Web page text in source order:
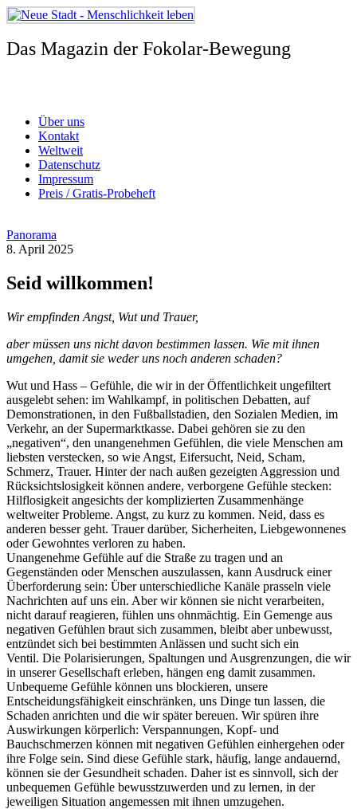
Zum
Inhalt
springen
Das Magazin der Fokolar-Bewegung
Über uns
Kontakt
Weltweit
Datenschutz
Impressum
Preis / Gratis-Probeheft
Panorama
8. April 2025
Seid willkommen!
Wir empfinden Angst, Wut und Trauer,
aber müssen uns nicht davon bestimmen lassen. Wie mit ihnen
umgehen, damit sie weder uns noch anderen schaden?
Wut und Hass – Gefühle, die wir in der Öffentlichkeit ungefiltert
ausgelebt sehen: im Wahlkampf, in politischen Debatten, auf
Demonstrationen, in den Fußballstadien, den Sozialen Medien, im
Verkehr, an der Supermarktkasse. Dabei gehören sie zu den
„negativen“, den unangenehmen Gefühlen, die viele Menschen am
liebsten verstecken, so wie Angst, Eifersucht, Neid, Scham,
Schmerz, Trauer. Hinter der nach außen gezeigten Aggression und
Rücksichtslosigkeit können andere, verborgene Gefühle stecken:
Hilflosigkeit angesichts der komplizierten Zusammenhänge
weltweiter Probleme. Angst, zu kurz zu kommen. Neid, dass es
anderen besser geht. Trauer darüber, Sicherheiten, Liebgewonnenes
oder Gewohntes verloren zu haben.
Unangenehme Gefühle auf die Straße zu tragen und an
Gegenständen oder Menschen auszulassen, kann Ausdruck einer
Überforderung sein: Über unterschiedliche Kanäle prasseln viele
Nachrichten auf uns ein. Aber wir können sie nicht verarbeiten,
nicht darauf reagieren, fühlen uns ohnmächtig. Ein Gemenge aus
negativen Gefühlen braut sich zusammen, bleibt aber unbewusst,
entzündet sich bei bestimmten Anlässen und sucht sich ein
Ventil. Die Polarisierungen, Spaltungen und Ausgrenzungen, die wir
in unserer Gesellschaft erleben, hängen eng damit zusammen.
Unbequeme Gefühle können uns blockieren, unsere
Entscheidungsfähigkeit einschränken, uns Dinge tun lassen, die
Schaden anrichten und die wir später bereuen. Wir spüren ihre
Auswirkungen körperlich: Verspannungen, Kopf- und
Bauchschmerzen können mit negativen Gefühlen einhergehen oder
ihre Folge sein. Sind diese Gefühle stark, häufig, lange andauernd,
können sie der Gesundheit schaden. Daher ist es sinnvoll, sich der
unbequemen Gefühle bewusstzuwerden und zu lernen, in der
jeweiligen Situation angemessen mit ihnen umzugehen.